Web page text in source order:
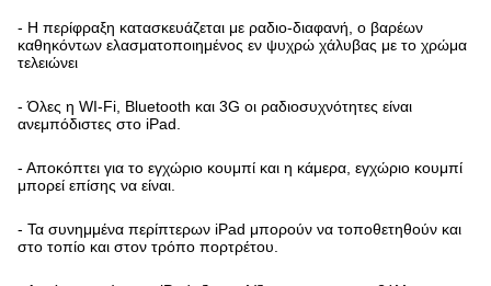
- Η περίφραξη κατασκευάζεται με ραδιο-διαφανή, ο βαρέων
καθηκόντων ελασματοποιημένος εν ψυχρώ χάλυβας με το χρώμα
τελειώνει
- Όλες η WI-Fi, Bluetooth και 3G οι ραδιοσυχνότητες είναι
ανεμπόδιστες στο iPad.
- Αποκόπτει για το εγχώριο κουμπί και η κάμερα, εγχώριο κουμπί
μπορεί επίσης να είναι.
- Τα συνημμένα περίπτερων iPad μπορούν να τοποθετηθούν και
στο τοπίο και στον τρόπο πορτρέτου.